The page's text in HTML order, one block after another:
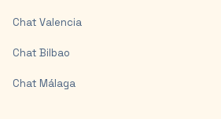
Chat Valencia
Chat Bilbao
Chat Málaga